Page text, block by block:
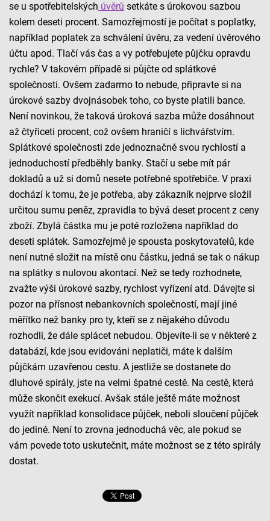
se u spotřebitelských úvěrů setkáte s úrokovou sazbou
kolem deseti procent. Samozřejmostí je počítat s poplatky,
například poplatek za schválení úvěru, za vedení úvěrového
účtu apod. Tlačí vás čas a vy potřebujete půjčku opravdu
rychle? V takovém případě si půjčte od splátkové
společnosti. Ovšem zadarmo to nebude, připravte si na
úrokové sazby dvojnásobek toho, co byste platili bance.
Není novinkou, že taková úroková sazba může dosáhnout
až čtyřiceti procent, což ovšem hraničí s lichvářstvím.
Splátkové společnosti zde jednoznačně svou rychlostí a
jednoduchostí předběhly banky. Stačí u sebe mít pár
dokladů a už si domů nesete potřebné spotřebiče. V praxi
dochází k tomu, že je potřeba, aby zákazník nejprve složil
určitou sumu peněz, zpravidla to bývá deset procent z ceny
zboží. Zbylá částka mu je poté rozložena například do
deseti splátek. Samozřejmě je spousta poskytovatelů, kde
není nutné složit na místě onu částku, jedná se tak o nákup
na splátky s nulovou akontací. Než se tedy rozhodnete,
zvažte výši úrokové sazby, rychlost vyřízení atd. Dávejte si
pozor na přísnost nebankovních společností, mají jiné
měřítko než banky pro ty, kteří se z nějakého důvodu
rozhodli, že dále splácet nebudou. Objevíte-li se v některé z
databází, kde jsou evidováni neplatiči, máte k dalším
půjčkám uzavřenou cestu. A jestliže se dostanete do
dluhové spirály, jste na velmi špatné cestě. Na cestě, která
může skončit exekucí. Avšak stále ještě máte možnost
využít například konsolidace půjček, neboli sloučení půjček
do jediné. Není to zrovna jednoduchá věc, ale pokud se
vám povede toto uskutečnit, máte možnost se z této spirály
dostat.